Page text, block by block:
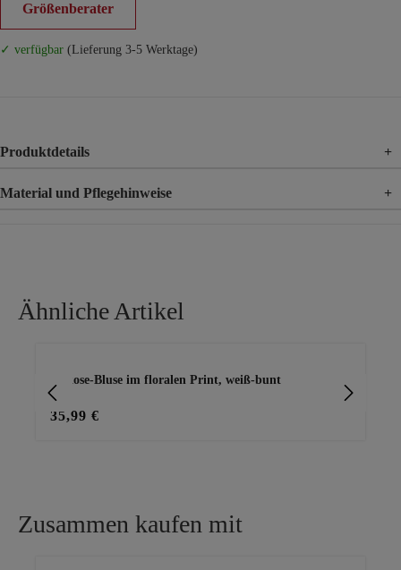
Größenberater
✓ verfügbar (Lieferung 3-5 Werktage)
Produktdetails +
Material und Pflegehinweise +
Ähnliche Artikel
Viskose-Bluse im floralen Print, weiß-bunt
35,99 €
Zusammen kaufen mit